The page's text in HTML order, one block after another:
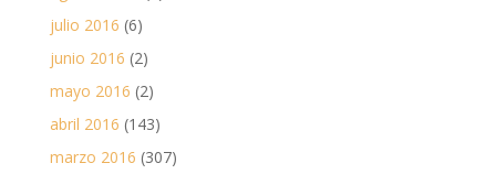
julio 2016 (6)
junio 2016 (2)
mayo 2016 (2)
abril 2016 (143)
marzo 2016 (307)